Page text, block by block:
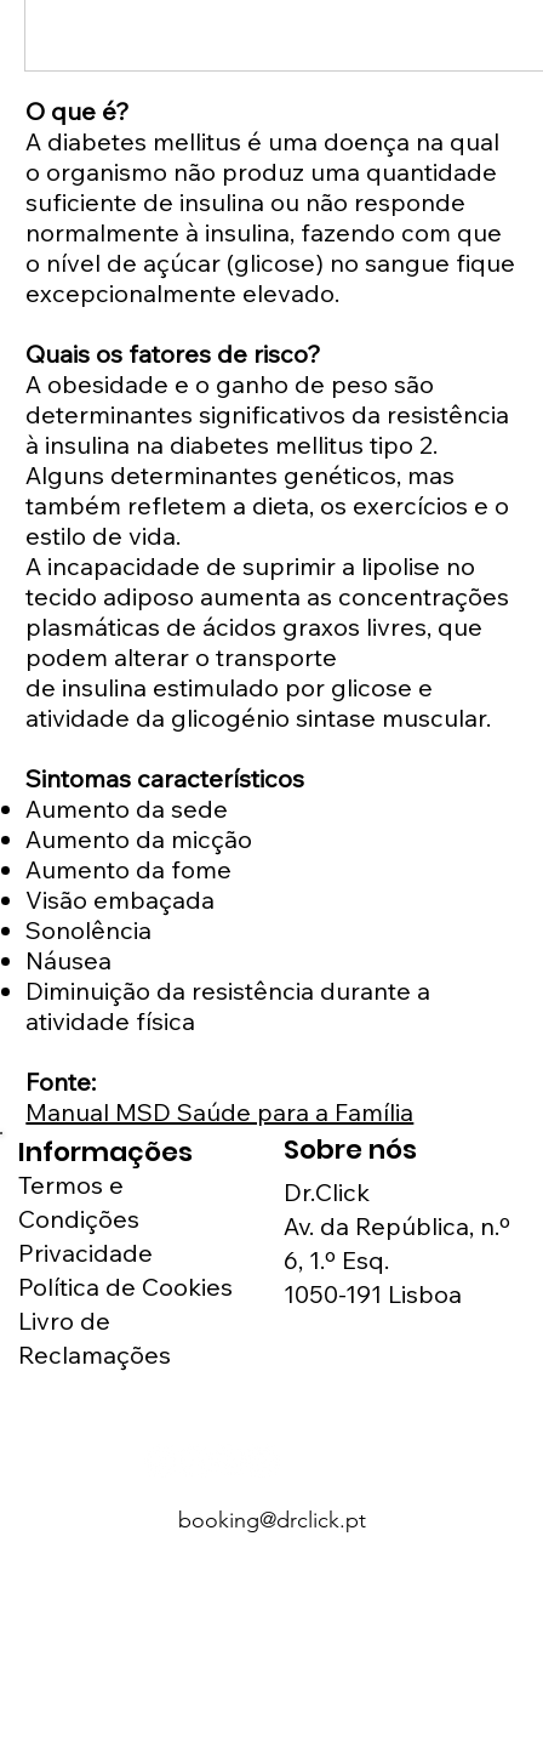
O que é?
A diabetes mellitus é uma doença na qual
o organismo não produz uma quantidade
suficiente de insulina ou não responde
normalmente à insulina, fazendo com que
o nível de açúcar (glicose) no sangue fique
excepcionalmente elevado.
Quais os fatores de risco?
A obesidade e o ganho de peso são
determinantes significativos da resistência
à insulina na diabetes mellitus tipo 2.
Alguns determinantes genéticos, mas
também refletem a dieta, os exercícios e o
estilo de vida.
A incapacidade de suprimir a lipolise no
tecido adiposo aumenta as concentrações
plasmáticas de ácidos graxos livres, que
podem alterar o transporte
de insulina estimulado por glicose e
atividade da glicogénio sintase muscular.
Sintomas característicos
Aumento da sede
Aumento da micção
Aumento da fome
Visão embaçada
Sonolência
Náusea
Diminuição da resistência durante a
atividade física
Fonte:
Manual MSD Saúde para a Família
Informações
Termos e
Condições
Privacidade
Política de Cookies
Livro de
Reclamações
Sobre nós
Dr.Click
Av. da República, n.º
6, 1.º Esq.
1050-191 Lisboa
booking@drclick.pt